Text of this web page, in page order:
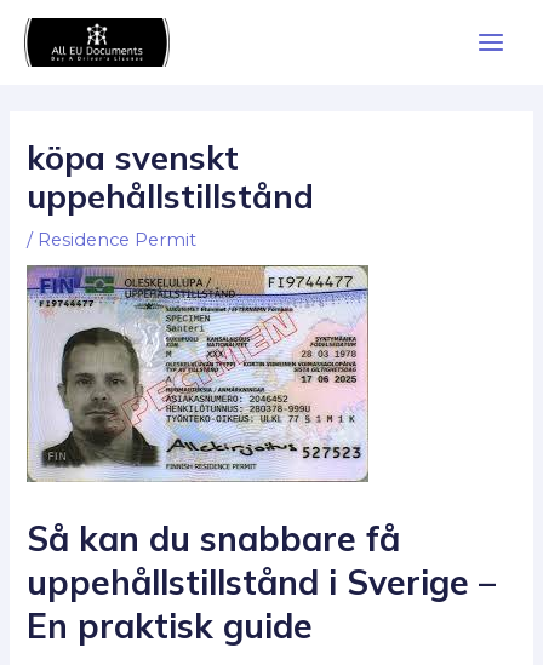
Skip
köpa svenskt
uppehållstillstånd
/ Residence Permit
Så kan du snabbare få
uppehållstillstånd i Sverige –
En praktisk guide